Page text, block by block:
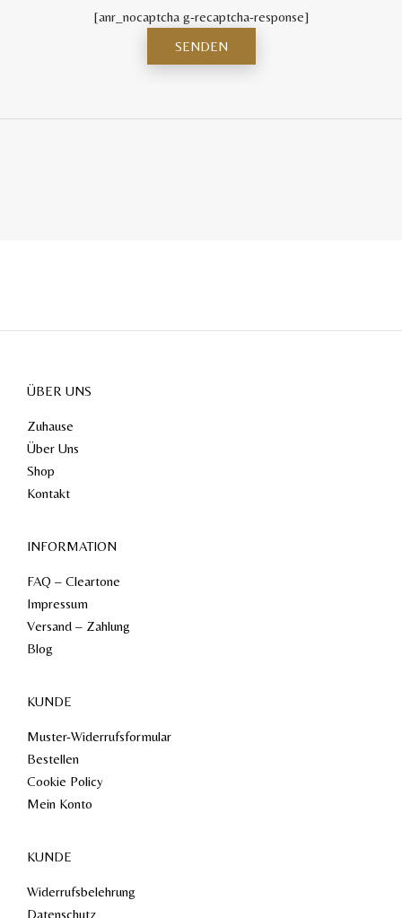
[anr_nocaptcha g-recaptcha-response]
ÜBER UNS
Zuhause
Über Uns
Shop
Kontakt
INFORMATION
FAQ – Cleartone
Impressum
Versand – Zahlung
Blog
KUNDE
Muster-Widerrufsformular
Bestellen
Cookie Policy
Mein Konto
KUNDE
Widerrufsbelehrung
Datenschutz